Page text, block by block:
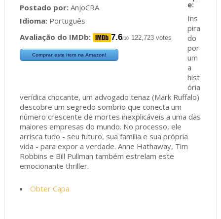
Postado por:AnjoCRA
Idioma:Português
Avaliação do IMDb:
7.6/10 122,723 votes
Comprar este item na Amazon!
Ins
pira
do
por
um
a
hist
ória
verídica chocante, um advogado tenaz (Mark Ruffalo)
descobre um segredo sombrio que conecta um
número crescente de mortes inexplicáveis a uma das
maiores empresas do mundo. No processo, ele
arrisca tudo - seu futuro, sua família e sua própria
vida - para expor a verdade. Anne Hathaway, Tim
Robbins e Bill Pullman também estrelam este
emocionante thriller.
Obter Capa